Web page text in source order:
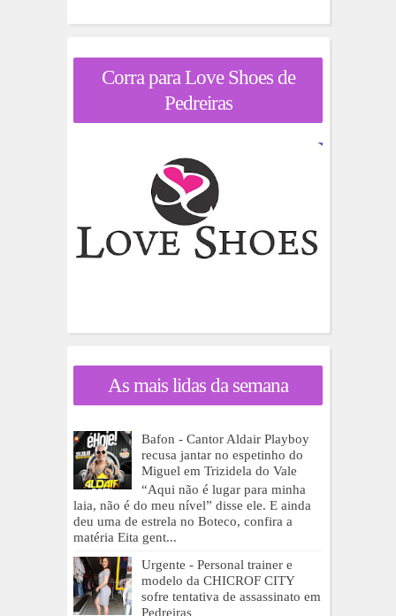
Corra para Love Shoes de
Pedreiras
As mais lidas da semana
Bafon - Cantor Aldair Playboy
recusa jantar no espetinho do
Miguel em Trizidela do Vale
“Aqui não é lugar para minha
laia, não é do meu nível” disse ele. E ainda
deu uma de estrela no Boteco, confira a
matéria Eita gent...
Urgente - Personal trainer e
modelo da CHICROF CITY
sofre tentativa de assassinato em
Pedreiras